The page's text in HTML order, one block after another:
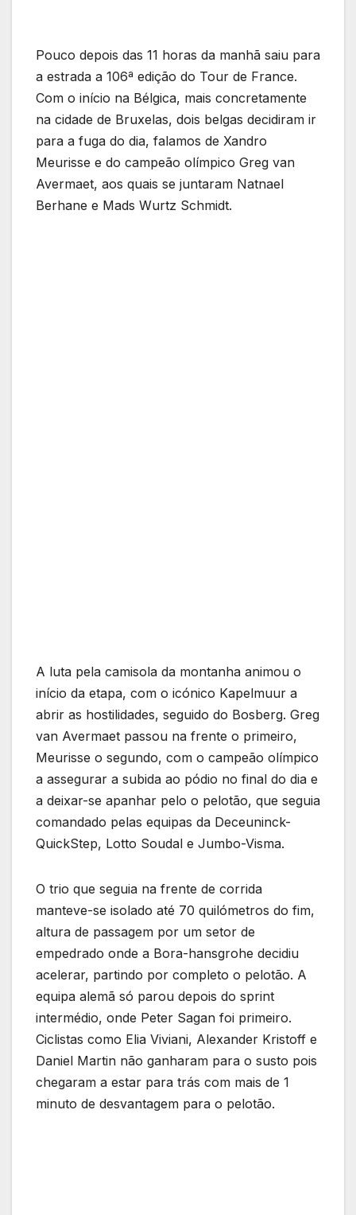
Pouco depois das 11 horas da manhã saiu para
a estrada a 106ª edição do Tour de France.
Com o início na Bélgica, mais concretamente
na cidade de Bruxelas, dois belgas decidiram ir
para a fuga do dia, falamos de Xandro
Meurisse e do campeão olímpico Greg van
Avermaet, aos quais se juntaram Natnael
Berhane e Mads Wurtz Schmidt.
A luta pela camisola da montanha animou o
início da etapa, com o icónico Kapelmuur a
abrir as hostilidades, seguido do Bosberg. Greg
van Avermaet passou na frente o primeiro,
Meurisse o segundo, com o campeão olímpico
a assegurar a subida ao pódio no final do dia e
a deixar-se apanhar pelo o pelotão, que seguia
comandado pelas equipas da Deceuninck-
QuickStep, Lotto Soudal e Jumbo-Visma.
O trio que seguia na frente de corrida
manteve-se isolado até 70 quilómetros do fim,
altura de passagem por um setor de
empedrado onde a Bora-hansgrohe decidiu
acelerar, partindo por completo o pelotão. A
equipa alemã só parou depois do sprint
intermédio, onde Peter Sagan foi primeiro.
Ciclistas como Elia Viviani, Alexander Kristoff e
Daniel Martin não ganharam para o susto pois
chegaram a estar para trás com mais de 1
minuto de desvantagem para o pelotão.